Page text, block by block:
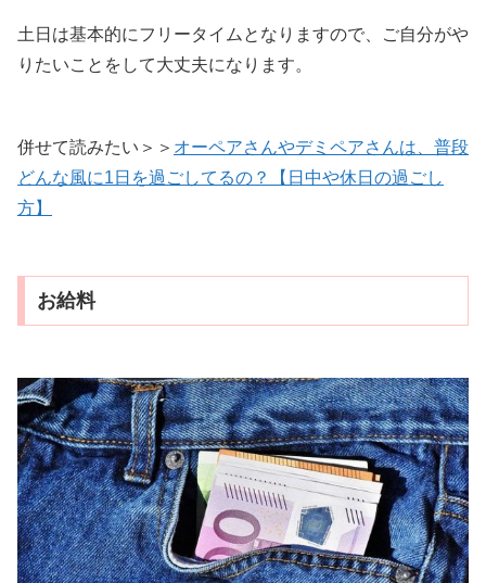
土日は基本的にフリータイムとなりますので、ご自分がや
りたいことをして大丈夫になります。
併せて読みたい＞＞ オーペアさんやデミペアさんは、普段
どんな風に1日を過ごしてるの？【日中や休日の過ごし
方】
お給料